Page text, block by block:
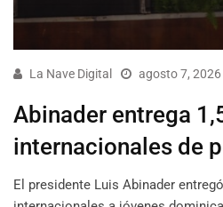
La Nave Digital agosto 7, 2026
Abinader entrega
internacionales de
El presidente Luis Abinader